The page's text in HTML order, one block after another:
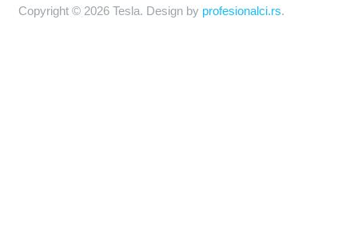
Copyright © 2026 Tesla. Design by profesionalci.rs.